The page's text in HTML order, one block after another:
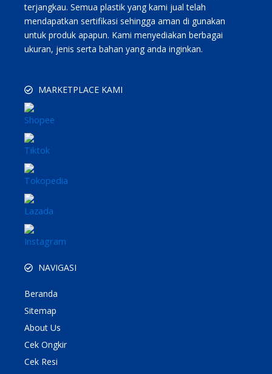
terjangkau. Semua plastik yang kami jual telah
mendapatkan sertifikasi sehingga aman di gunakan
untuk produk apapun. Kami menyediakan berbagai
ukuran, jenis serta bahan yang anda inginkan.
MARKETPLACE KAMI
NAVIGASI
Beranda
Sitemap
About Us
Cek Ongkir
Cek Resi